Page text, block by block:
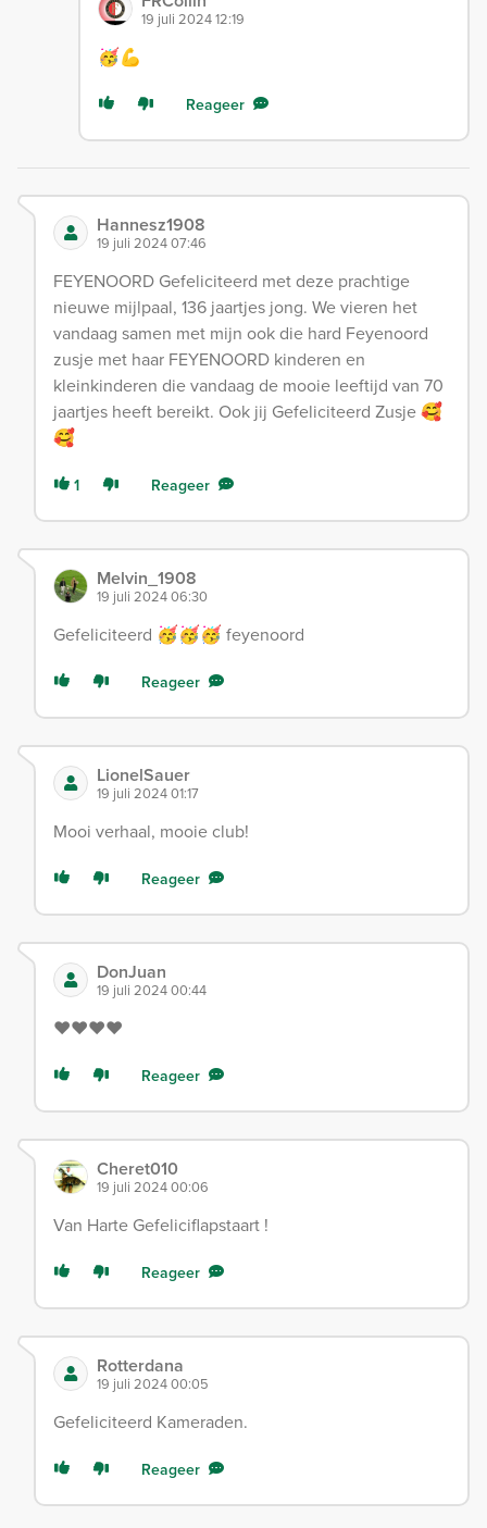
19 juli 2024 12:19
🥳💪
Reageer
Hannesz1908
19 juli 2024 07:46
FEYENOORD Gefeliciteerd met deze prachtige
nieuwe mijlpaal, 136 jaartjes jong. We vieren het
vandaag samen met mijn ook die hard Feyenoord
zusje met haar FEYENOORD kinderen en
kleinkinderen die vandaag de mooie leeftijd van 70
jaartjes heeft bereikt. Ook jij Gefeliciteerd Zusje 🥰
🥰
1 Reageer
Melvin_1908
19 juli 2024 06:30
Gefeliciteerd 🥳🥳🥳 feyenoord
Reageer
LionelSauer
19 juli 2024 01:17
Mooi verhaal, mooie club!
Reageer
DonJuan
19 juli 2024 00:44
♥️♥️♥️♥️
Reageer
Cheret010
19 juli 2024 00:06
Van Harte Gefeliciflapstaart !
Reageer
Rotterdana
19 juli 2024 00:05
Gefeliciteerd Kameraden.
Reageer